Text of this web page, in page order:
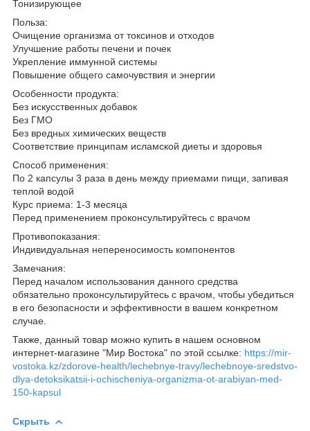
Тонизирующее
Польза:
Очищение организма от токсинов и отходов
Улучшение работы печени и почек
Укрепление иммунной системы
Повышение общего самочувствия и энергии
Особенности продукта:
Без искусственных добавок
Без ГМО
Без вредных химических веществ
Соответствие принципам исламской диеты и здоровья
Способ применения:
По 2 капсулы 3 раза в день между приемами пищи, запивая
теплой водой
Курс приема: 1-3 месяца
Перед применением проконсультируйтесь с врачом
Противопоказания:
Индивидуальная непереносимость компонентов
Замечания:
Перед началом использования данного средства
обязательно проконсультируйтесь с врачом, чтобы убедиться
в его безопасности и эффективности в вашем конкретном
случае.
Также, данный товар можно купить в нашем основном
интернет-магазине "Мир Востока" по этой ссылке: https://mir-
vostoka.kz/zdorove-health/lechebnye-travy/lechebnoye-sredstvo-
dlya-detoksikatsii-i-ochischeniya-organizma-ot-arabiyan-med-
150-kapsul
Скрыть